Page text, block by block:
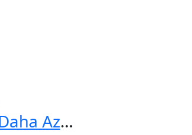
Minimalist Gardırop: Daha Az Parça ile Daha Fazla Kombin